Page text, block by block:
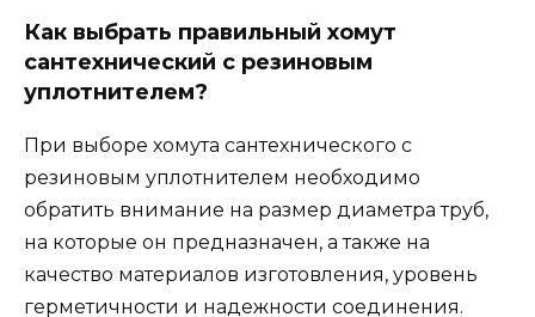
Как выбрать правильный хомут
сантехнический с резиновым
уплотнителем?
При выборе хомута сантехнического с
резиновым уплотнителем необходимо
обратить внимание на размер диаметра труб,
на которые он предназначен, а также на
качество материалов изготовления, уровень
герметичности и надежности соединения.